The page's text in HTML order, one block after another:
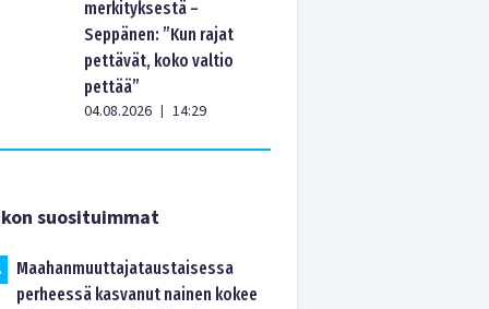
merkityksestä –
Seppänen: ”Kun rajat
pettävät, koko valtio
pettää”
04.08.2026 | 14:29
suosituimmat
Maahanmuuttajataustaisessa
perheessä kasvanut nainen kokee